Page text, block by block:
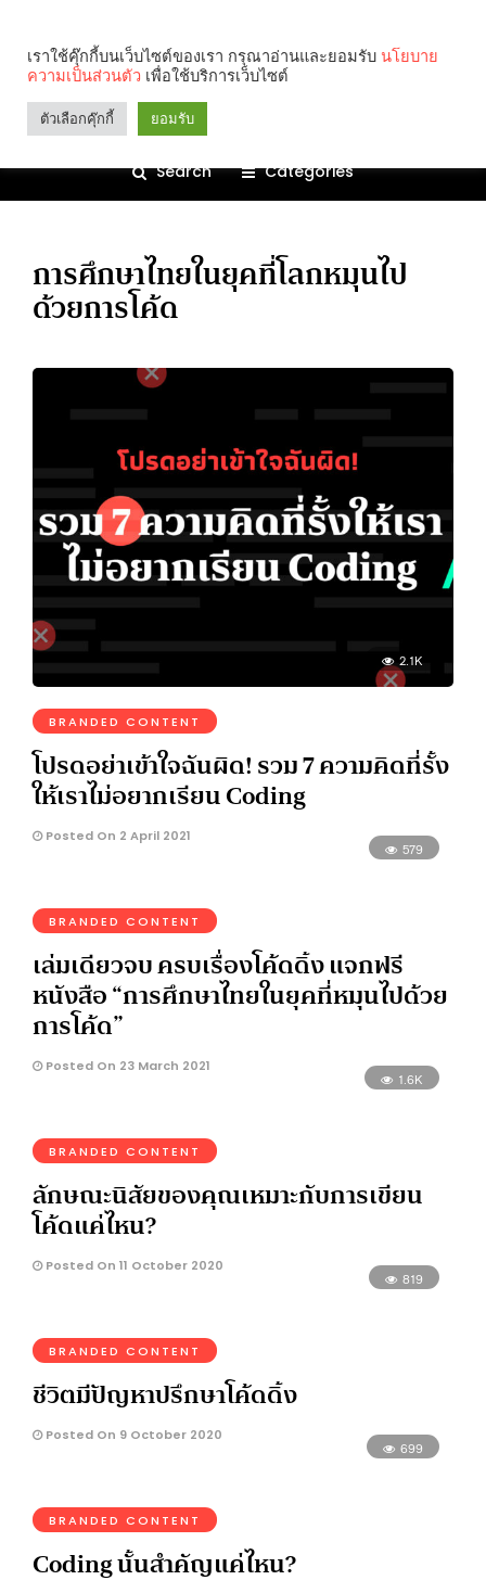
Search Categories
การศึกษาไทยในยุคที่โลกหมุนไป
ด้วยการโค้ด
2.1K
BRANDED CONTENT
โปรดอย่าเข้าใจฉันผิด! รวม 7 ความคิดที่รั้ง
ให้เราไม่อยากเรียน Coding
Posted On 2 April 2021
579
BRANDED CONTENT
เล่มเดียวจบ ครบเรื่องโค้ดดิ้ง แจกฟรี
หนังสือ “การศึกษาไทยในยุคที่หมุนไปด้วย
การโค้ด”
Posted On 23 March 2021
1.6K
BRANDED CONTENT
ลักษณะนิสัยของคุณเหมาะกับการเขียน
โค้ดแค่ไหน?
Posted On 11 October 2020
819
BRANDED CONTENT
ชีวิตมีปัญหาปรึกษาโค้ดดิ้ง
Posted On 9 October 2020
699
BRANDED CONTENT
Coding นั้นสำคัญแค่ไหน?
เราใช้คุ๊กกี้บนเว็บไซต์ของเรา กรุณาอ่านและยอมรับ นโยบาย
ความเป็นส่วนตัว เพื่อใช้บริการเว็บไซต์
ตัวเลือกคุ๊กกี้ ยอมรับ